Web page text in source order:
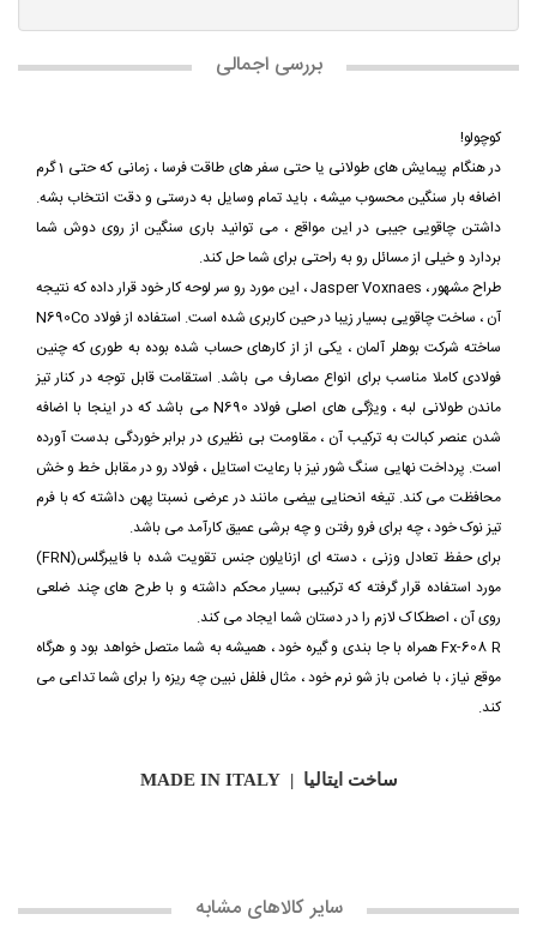
بررسی اجمالی
کوچولو!
در هنگام پیمایش های طولانی یا حتی سفر های طاقت فرسا ، زمانی که حتی 1 گرم
اضافه بار سنگین محسوب میشه ، باید تمام وسایل به درستی و دقت انتخاب بشه.
داشتن چاقویی جیبی در این مواقع ، می توانید باری سنگین از روی دوش شما
بردارد و خیلی از مسائل رو به راحتی برای شما حل کند.
طراح مشهور ، Jasper Voxnaes ، این مورد رو سر لوحه کار خود قرار داده که نتیجه
آن ، ساخت چاقویی بسیار زیبا در حین کاربری شده است. استفاده از فولاد N690Co
ساخته شرکت بوهلر آلمان ، یکی از از کارهای حساب شده بوده به طوری که چنین
فولادی کاملا مناسب برای انواع مصارف می باشد. استقامت قابل توجه در کنار تیز
ماندن طولانی لبه ، ویژگی های اصلی فولاد N690 می باشد که در اینجا با اضافه
شدن عنصر کبالت به ترکیب آن ، مقاومت بی نظیری در برابر خوردگی بدست آورده
است. پرداخت نهایی سنگ شور نیز با رعایت استایل ، فولاد رو در مقابل خط و خش
محافظت می کند. تیغه انحنایی بیضی مانند در عرضی نسبتا پهن داشته که با فرم
تیز نوک خود ، چه برای فرو رفتن و چه برشی عمیق کارآمد می باشد.
برای حفظ تعادل وزنی ، دسته ای ازنایلون جنس تقویت شده با فایبرگلس(FRN)
مورد استفاده قرار گرفته که ترکیبی بسیار محکم داشته و با طرح های چند ضلعی
روی آن ، اصطکاک لازم را در دستان شما ایجاد می کند.
Fx-608 R همراه با جا بندی و گیره خود ، همیشه به شما متصل خواهد بود و هرگاه
موقع نیاز ، با ضامن باز شو نرم خود ، مثال فلفل نبین چه ریزه را برای شما تداعی می
کند.
ساخت ایتالیا | MADE IN ITALY
سایر کالاهای مشابه